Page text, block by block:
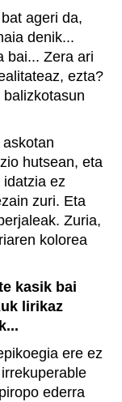
ageri da,
denik...
bai... Zera ari
ezta?
balizkotasun
hutsean, eta
idatzia ez
zuri. Eta
Zuria,
kolorea
kasik bai
lirikaz
ere ez
ederra